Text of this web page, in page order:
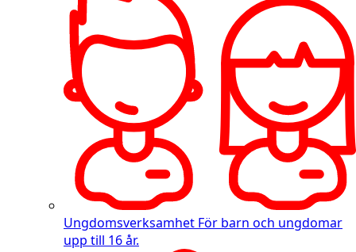
Ungdomsverksamhet För barn och ungdomar
upp till 16 år.